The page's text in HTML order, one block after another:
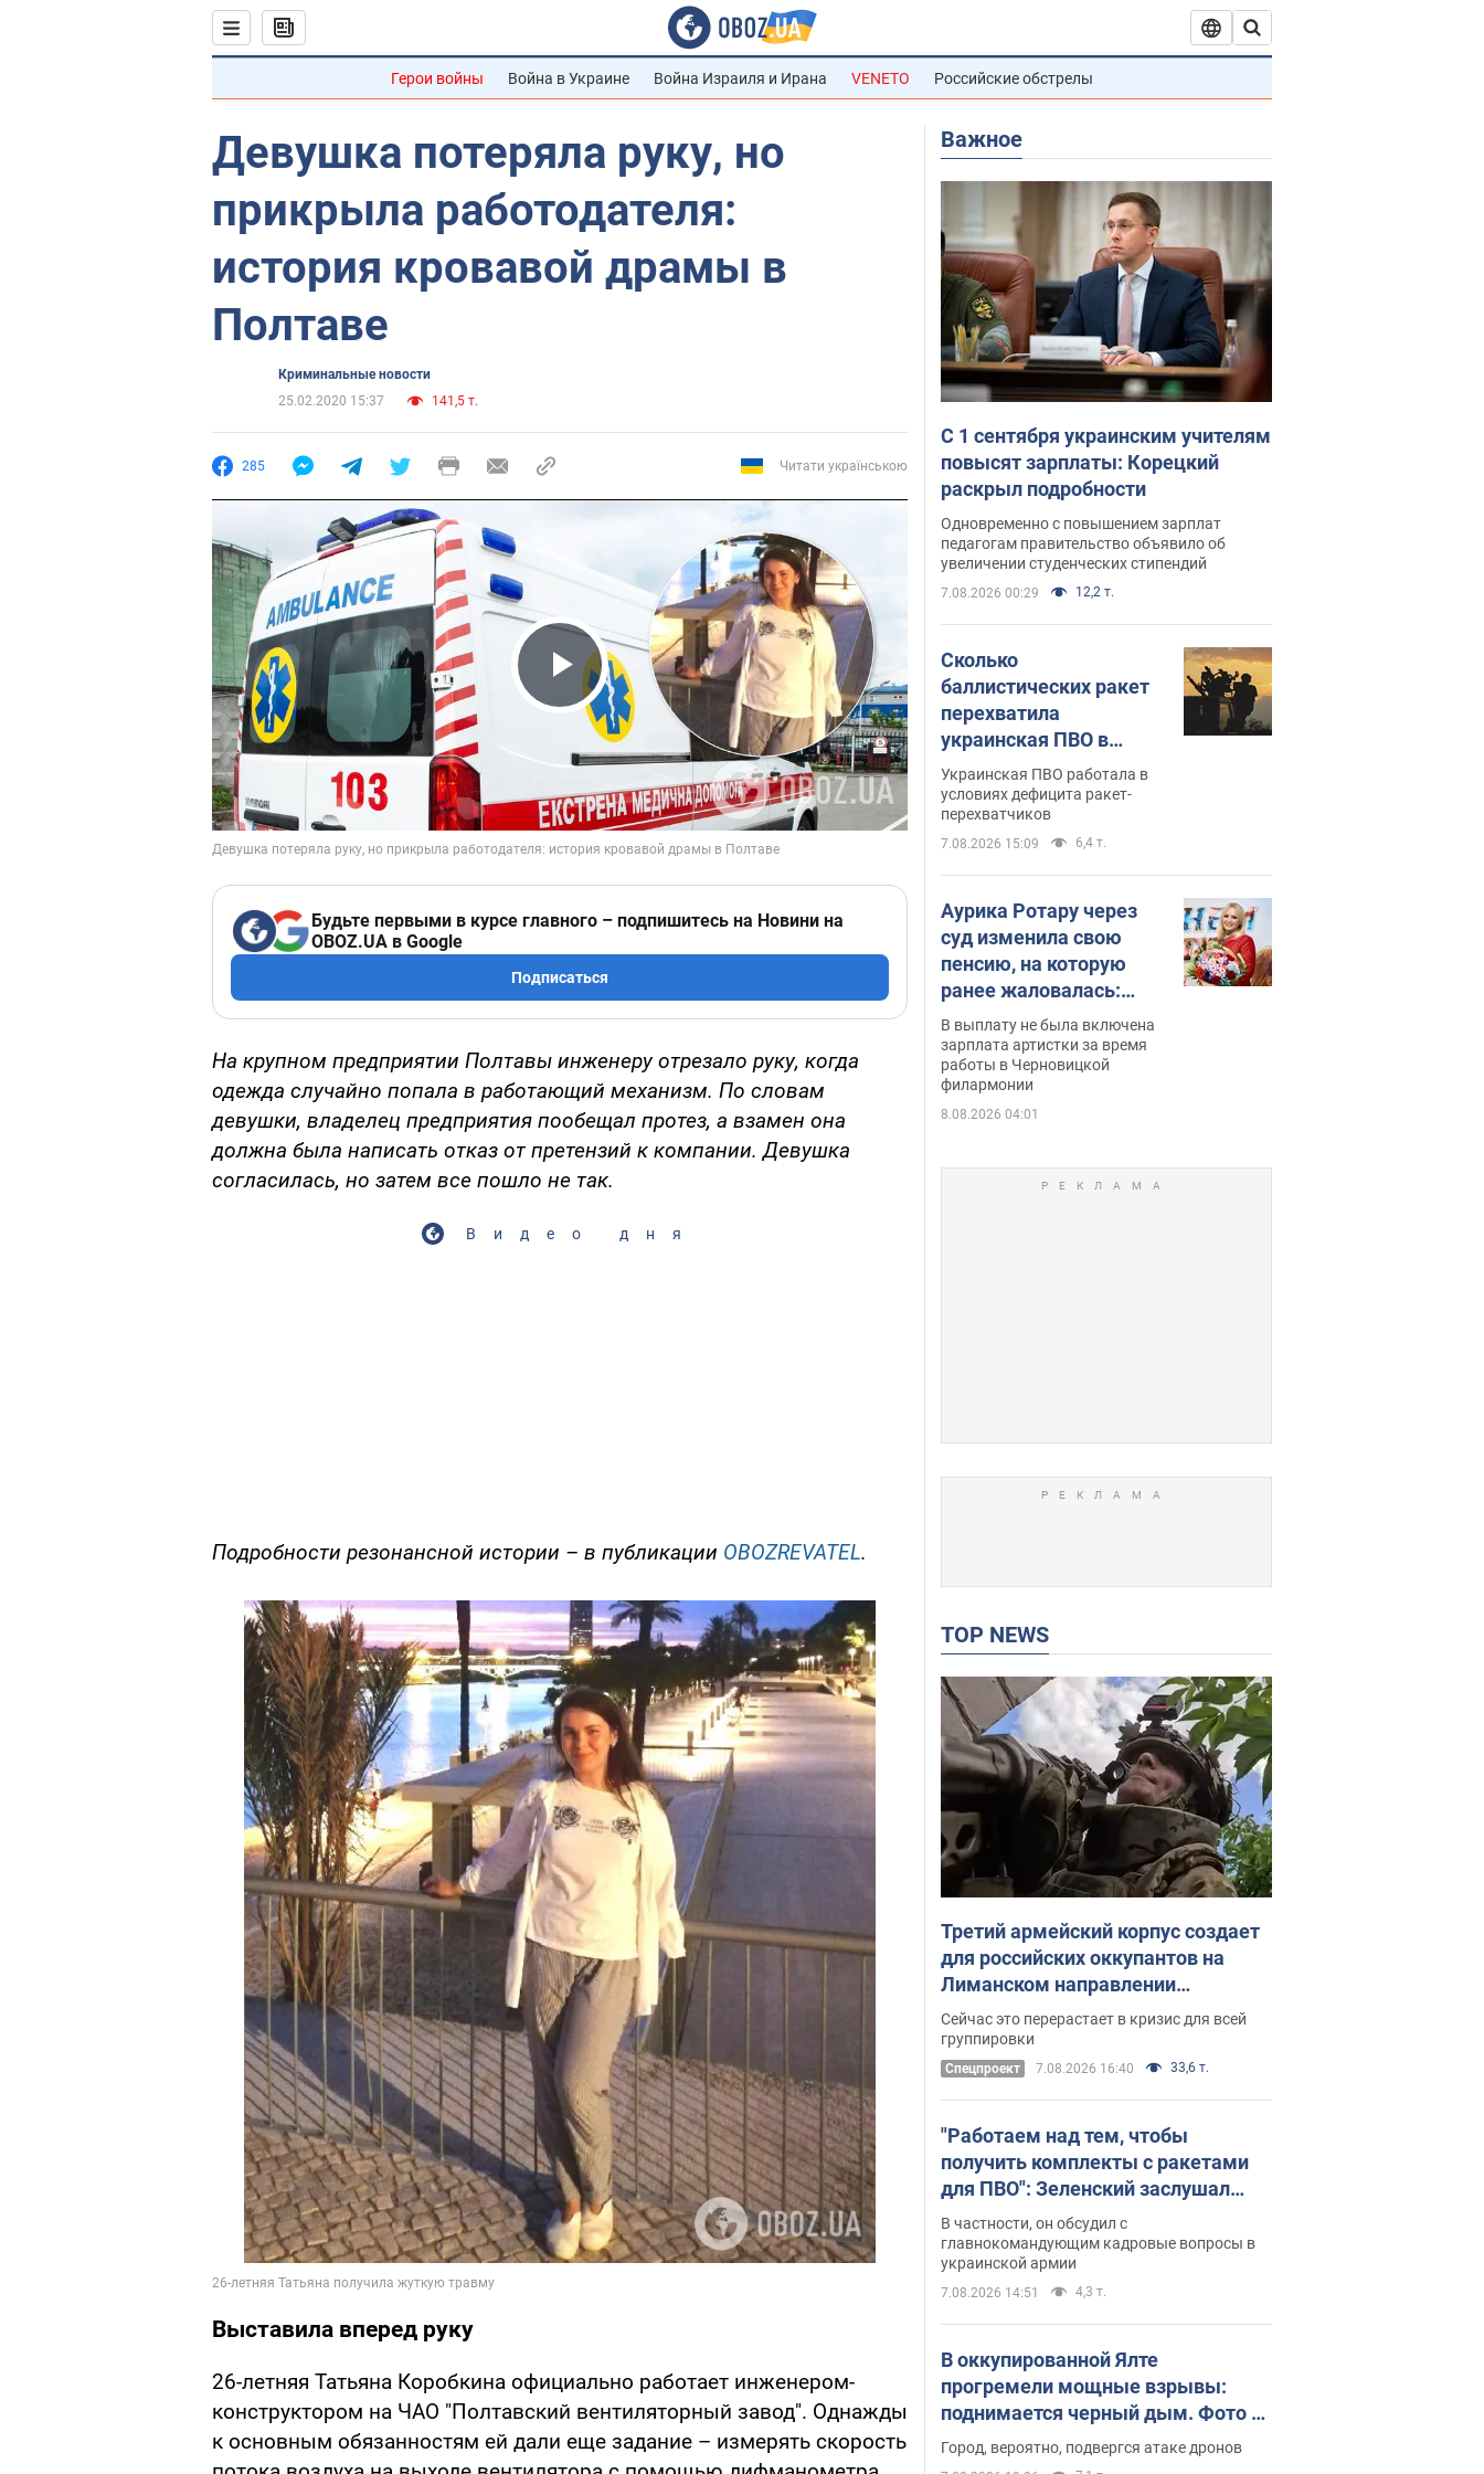
Герои войны Война в Украине Война Израиля и Ирана VENETO Российские обстрелы
Девушка потеряла руку, но
прикрыла работодателя:
история кровавой драмы в
Полтаве
Криминальные новости
25.02.2020 15:37
141,5 т.
285 Читати українською
Play Video
Будьте первыми в курсе главного – подпишитесь на Новини на
OBOZ.UA в Google
Подписаться
На крупном предприятии Полтавы инженеру отрезало руку, когда
одежда случайно попала в работающий механизм. По словам
девушки, владелец предприятия пообещал протез, а взамен она
должна была написать отказ от претензий к компании. Девушка
согласилась, но затем все пошло не так.
Видео дня
Подробности резонансной истории – в публикации OBOZREVATEL.
Выставила вперед руку
26-летняя Татьяна Коробкина официально работает инженером-
конструктором на ЧАО "Полтавский вентиляторный завод". Однажды
к основным обязанностям ей дали еще задание – измерять скорость
Важное
С 1 сентября украинским учителям
повысят зарплаты: Корецкий
раскрыл подробности
Одновременно с повышением зарплат
педагогам правительство объявило об
увеличении студенческих стипендий
7.08.2026 00:29 12,2 т.
Сколько
баллистических ракет
перехватила
украинская ПВО в
июле: в Минобороны
назвали цифру
Украинская ПВО работала в
условиях дефицита ракет-
перехватчиков
7.08.2026 15:09 6,4 т.
Аурика Ротару через
суд изменила свою
пенсию, на которую
ранее жаловалась:
сколько получала
певица
В выплату не была включена
зарплата артистки за время
работы в Черновицкой
филармонии
8.08.2026 04:01
TOP NEWS
Третий армейский корпус создает
для российских оккупантов на
Лиманском направлении
критический дискомфорт: как это
удалось
Сейчас это перерастает в кризис для всей
группировки
Спецпроект 7.08.2026 16:40 33,6 т.
"Работаем над тем, чтобы
получить комплекты с ракетами
для ПВО": Зеленский заслушал
доклад Драпатого и объявил о
новых мерах
В частности, он обсудил с
главнокомандующим кадровые вопросы в
украинской армии
7.08.2026 14:51 4,3 т.
В оккупированной Ялте
прогремели мощные взрывы:
поднимается черный дым. Фото и
видео
Город, вероятно, подвергся атаке дронов